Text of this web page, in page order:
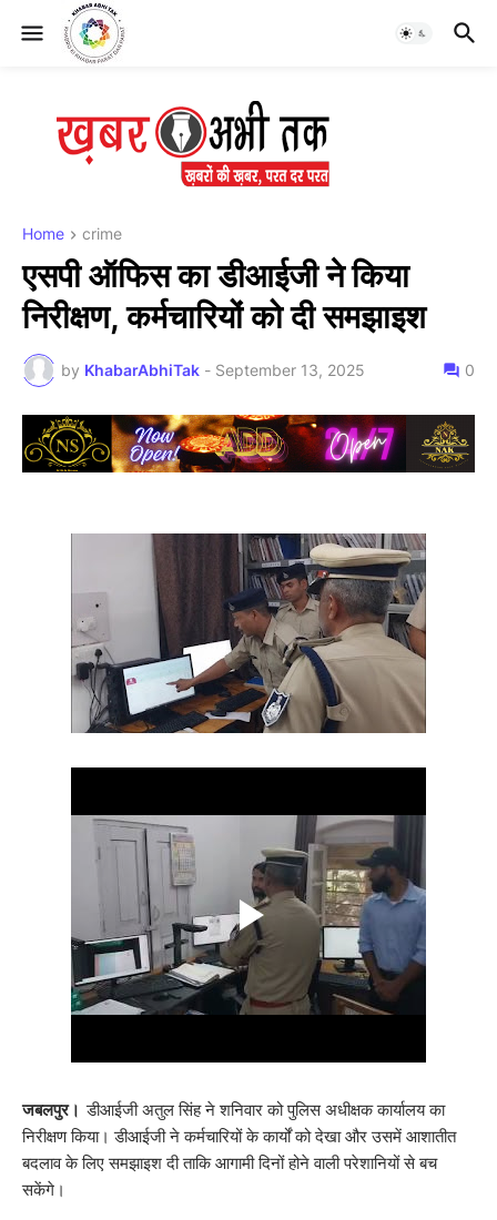
Home crime
एसपी ऑफिस का डीआईजी ने किया
निरीक्षण, कर्मचारियों को दी समझाइश
by KhabarAbhiTak - September 13, 2025 0
जबलपुर।डीआईजी अतुल सिंह ने शनिवार को पुलिस अधीक्षक कार्यालय का
निरीक्षण किया। डीआईजी ने कर्मचारियों के कार्यों को देखा और उसमें आशातीत
बदलाव के लिए समझाइश दी ताकि आगामी दिनों होने वाली परेशानियों से बच
सकेंगे।